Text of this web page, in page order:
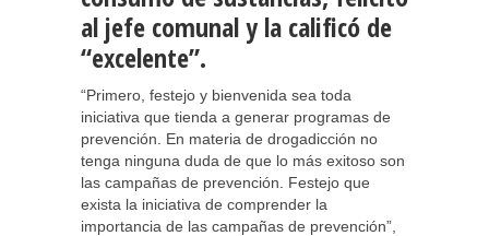
al jefe comunal y la calificó de
“excelente”.
“Primero, festejo y bienvenida sea toda
iniciativa que tienda a generar programas de
prevención. En materia de drogadicción no
tenga ninguna duda de que lo más exitoso son
las campañas de prevención. Festejo que
exista la iniciativa de comprender la
importancia de las campañas de prevención”,